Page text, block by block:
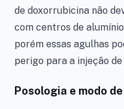
de doxorrubicina não
com centros de
porém essas agulhas
perigo para a injeção
Posologia e modo